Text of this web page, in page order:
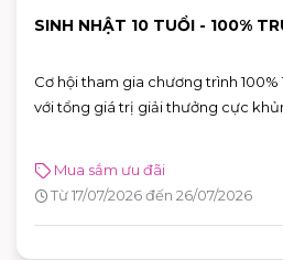
SINH NHẬT 10 TUỔI - 100%
Cơ hội tham gia chương trình 100%
với tổng giá trị giải thưởng cực
Mua sắm ưu đãi
Từ 17/07/2026 đến 26/07/2026